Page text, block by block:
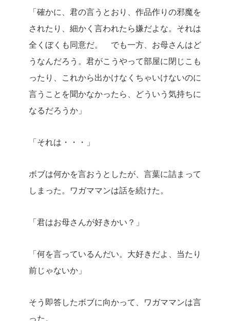
「確かに、君の言うとおり、作品作りの邪魔を
されたり、細かく言われたら嫌だよな。それは
全くぼくも同意だ。
でも一方、お母さんはど
うなんだろう。君がこうやって部屋に閉じこも
ったり、これから出かけなくちゃいけないのに
言うことを聞かなかったら、どういう気持ちに
なるだろうか」
「それは・・・」
ボブは何かを言おうとしたが、言葉に詰まって
しまった。ワガママンは話を続けた。
「君はお母さんが好きかい？」
「何を言っているんだい。大好きだよ、当たり
前じゃないか」
そう即答したボブに向かって、ワガママンは言
った。